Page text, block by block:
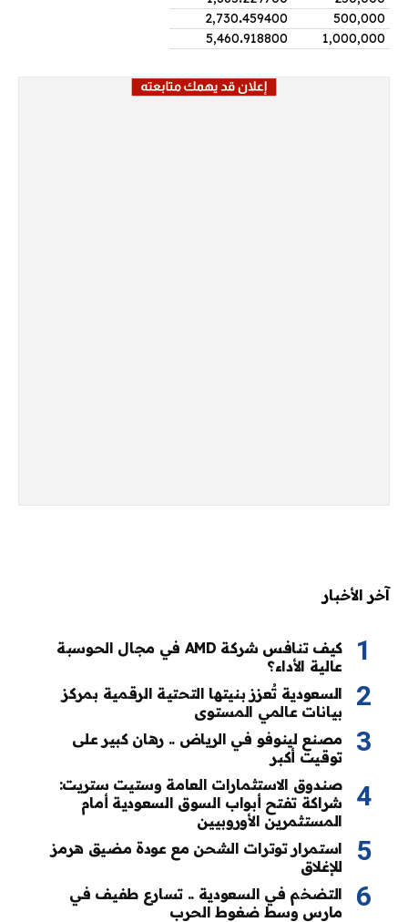
500,000
2,730.459400
1,000,000
5,460.918800
آخر الأخبار
كيف تنافس شركة AMD في مجال الحوسبة
عالية الأداء؟
السعودية تُعزز بنيتها التحتية الرقمية بمركز
بيانات عالمي المستوى
مصنع لينوفو في الرياض .. رهان كبير على
توقيت أكبر
صندوق الاستثمارات العامة وستيت ستريت:
شراكة تفتح أبواب السوق السعودية أمام
المستثمرين الأوروبيين
استمرار توترات الشحن مع عودة مضيق هرمز
للإغلاق
التضخم في السعودية .. تسارع طفيف في
مارس وسط ضغوط الحرب